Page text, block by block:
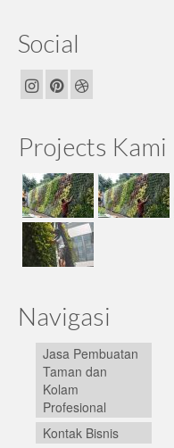
Social
Projects Kami
Navigasi
Jasa Pembuatan
Taman dan
Kolam
Profesional
Kontak Bisnis